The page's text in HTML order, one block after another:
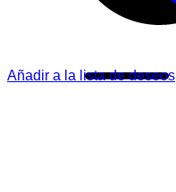
Añadir a la lista de deseos